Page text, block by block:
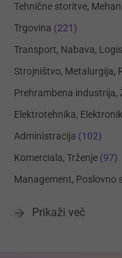
Tehnične storitve,
Trgovina (221)
Transport, Nabava,
Strojništvo, Metalurgija,
Prehrambena industrija,
Elektrotehnika,
Administracija (102)
Komerciala, Trženje (97)
Management, Poslovno
Prikaži več